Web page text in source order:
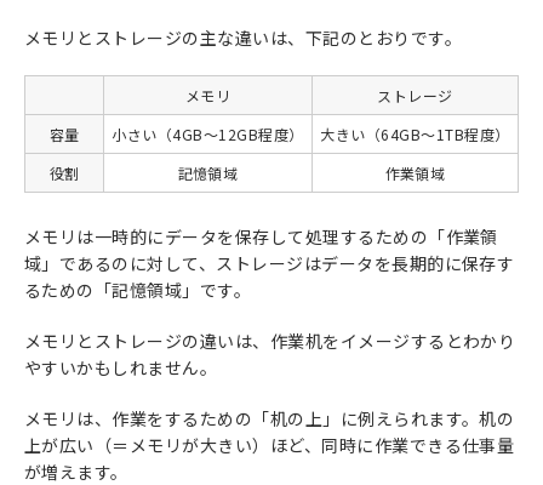
メモリとストレージの主な違いは、下記のとおりです。
メモリ
ストレージ
容量
小さい（4GB～12GB程度）
大きい（64GB～1TB程度）
役割
記憶領域 作業領域
メモリは一時的にデータを保存して処理するための「作業領
域」であるのに対して、ストレージはデータを長期的に保存す
るための「記憶領域」です。
メモリとストレージの違いは、作業机をイメージするとわかり
やすいかもしれません。
メモリは、作業をするための「机の上」に例えられます。机の
上が広い（＝メモリが大きい）ほど、同時に作業できる仕事量
が増えます。